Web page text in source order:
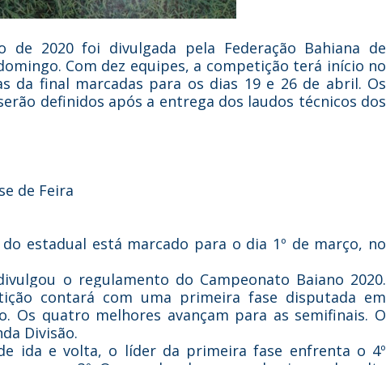
de 2020 foi divulgada pela Federação Bahiana de
Com dez equipes, a competição terá início no
da final marcadas para os dias 19 e 26 de abril. Os
definidos após a entrega dos laudos técnicos dos
de Feira
estadual está marcado para o dia 1º de março, no
o regulamento do Campeonato Baiano 2020.
contará com uma primeira fase disputada em
Os quatro melhores avançam para as semifinais. O
Divisão.
ida e volta, o líder da primeira fase enfrenta o 4º